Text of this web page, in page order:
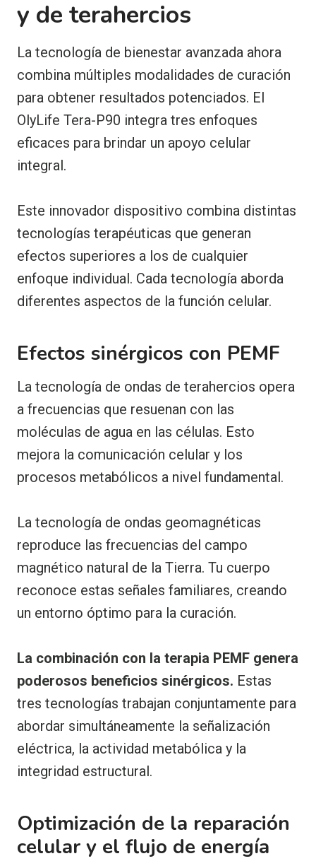
y de terahercios
La tecnología de bienestar avanzada ahora
combina múltiples modalidades de curación
para obtener resultados potenciados. El
OlyLife Tera-P90 integra tres enfoques
eficaces para brindar un apoyo celular
integral.
Este innovador dispositivo combina distintas
tecnologías terapéuticas que generan
efectos superiores a los de cualquier
enfoque individual. Cada tecnología aborda
diferentes aspectos de la función celular.
Efectos sinérgicos con PEMF
La tecnología de ondas de terahercios opera
a frecuencias que resuenan con las
moléculas de agua en las células. Esto
mejora la comunicación celular y los
procesos metabólicos a nivel fundamental.
La tecnología de ondas geomagnéticas
reproduce las frecuencias del campo
magnético natural de la Tierra. Tu cuerpo
reconoce estas señales familiares, creando
un entorno óptimo para la curación.
La combinación con la terapia PEMF genera
poderosos beneficios sinérgicos. Estas
tres tecnologías trabajan conjuntamente para
abordar simultáneamente la señalización
eléctrica, la actividad metabólica y la
integridad estructural.
Optimización de la reparación
celular y el flujo de energía